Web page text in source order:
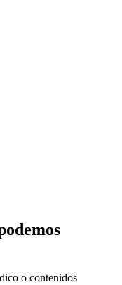
o contenidos